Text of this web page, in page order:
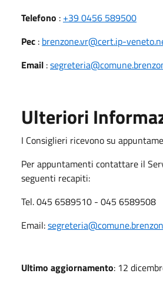
Telefono : +39 0456 589500
Pec : brenzone.vr@cert.ip-
Email :
Ulteriori
I Consiglieri ricevono su
Per appuntamenti contattare il
seguenti recapiti:
Tel. 045 6589510 - 045 6589508
Email:
Ultimo aggiornamento: 12